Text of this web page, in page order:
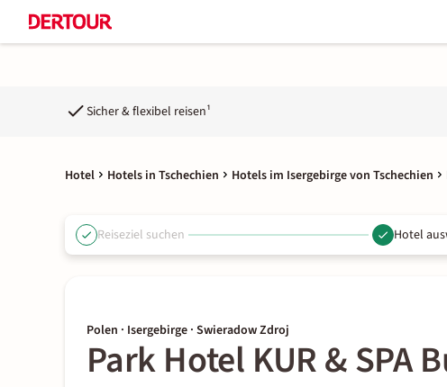
Sicher & flexibel reisen¹
Hotel Hotels in Tschechien Hotels im Isergebirge von Tschechien
Reiseziel suchen Hotel
Polen · Isergebirge · Swieradow Zdroj
Park Hotel KUR & SPA